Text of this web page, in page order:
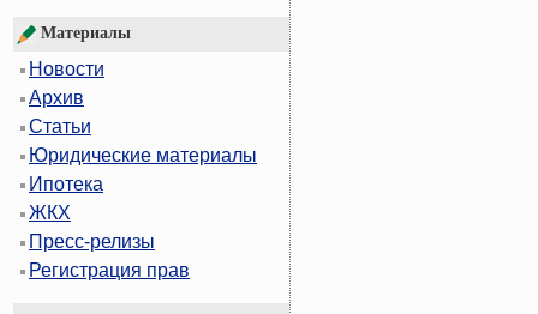
Материалы
Новости
Архив
Статьи
Юридические материалы
Ипотека
ЖКХ
Пресс-релизы
Регистрация прав